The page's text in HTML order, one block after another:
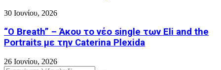
30 Ιουνίου, 2026
“O Breath” – Άκου το νέο single των Eli and the
Portraits με την Caterina Plexida
26 Ιουνίου, 2026